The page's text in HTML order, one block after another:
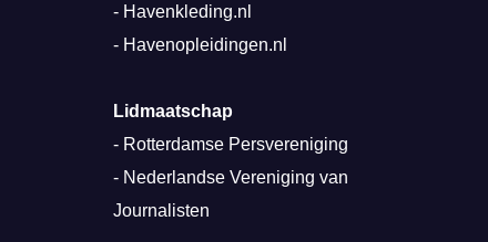
- Havenkleding.nl
- Havenopleidingen.nl
Lidmaatschap
- Rotterdamse Persvereniging
- Nederlandse Vereniging van
Journalisten